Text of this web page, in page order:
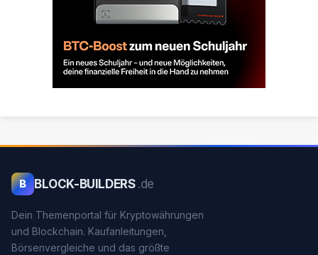
B BLOCK-BUILDERS .de
Dein Themenportal für Kryptowährungen
und Blockchain. Kaufanleitungen,
Börsenvergleiche und das größte